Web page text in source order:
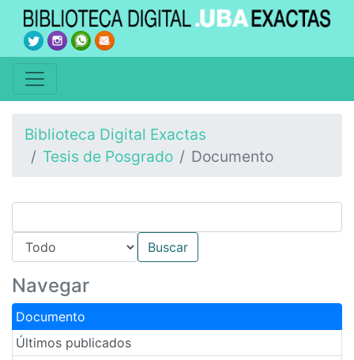
Biblioteca Digital Exactas
Tesis de Posgrado
Documento
Navegar
Documento
Últimos publicados